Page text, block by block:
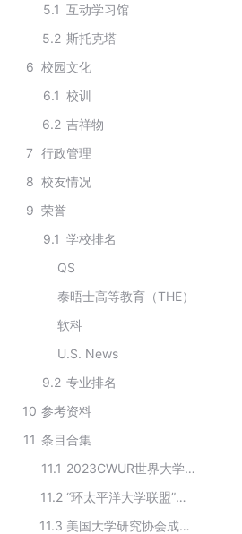
5.1 互动学习馆
5.2 斯托克塔
6 校园文化
6.1 校训
6.2 吉祥物
7 行政管理
8 校友情况
9 荣誉
9.1 学校排名
QS
泰晤士高等教育（THE）
软科
U.S. News
9.2 专业排名
10 参考资料
11 条目合集
11.1
2023CWUR世界大学排名TOP100
11.2
“环太平洋大学联盟”美国高校名录
11.3
美国大学研究协会成员学校